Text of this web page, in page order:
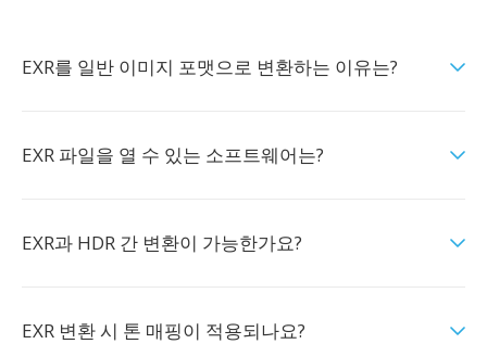
EXR를 일반 이미지 포맷으로 변환하는 이유는?
EXR 파일을 열 수 있는 소프트웨어는?
EXR과 HDR 간 변환이 가능한가요?
EXR 변환 시 톤 매핑이 적용되나요?